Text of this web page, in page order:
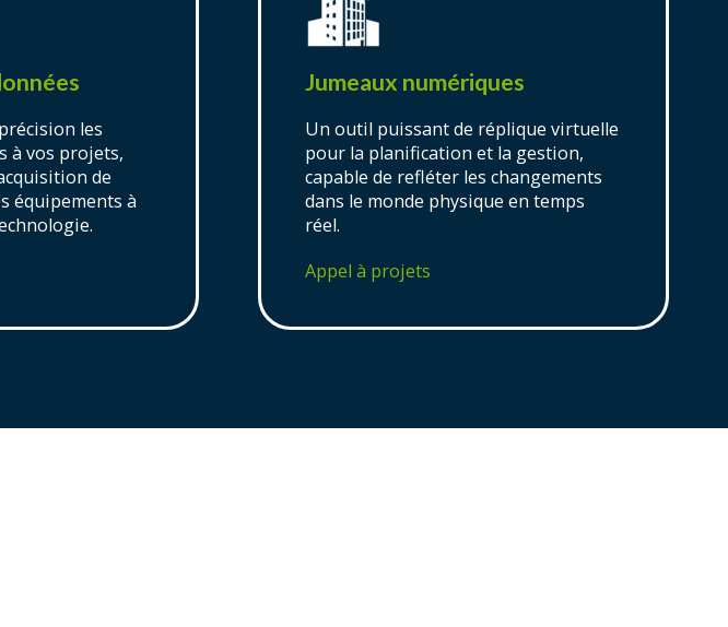
les
à vos projets,
de
équipements à
Jumeaux numériques
Un outil puissant de réplique virtuelle
pour la planification et la gestion,
capable de refléter les changements
dans le monde physique en temps
réel.
Appel à projets